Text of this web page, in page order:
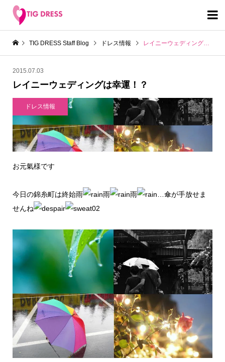

TIG DRESS Staff Blog ドレス情報 レイニーウェディングは幸運！？
2015.07.03
レイニーウェディングは幸運！？
ドレス情報
お元氣様です
今日の錦糸町は終始雨 雨 雨
…傘が手放せま
せんね